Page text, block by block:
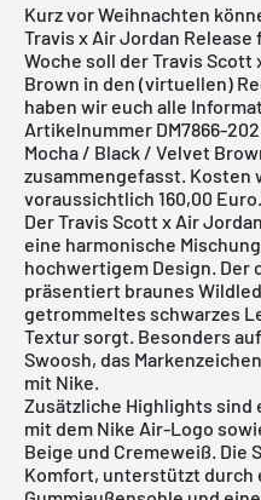
Kurz vor Weihnachten
Travis x Air Jordan
Woche soll der Travis Scott
Brown in den (virtuellen)
haben wir euch alle
Artikelnummer DM7866-
Mocha / Black / Velvet
zusammengefasst. Kosten
voraussichtlich 160,00 Euro.
Der Travis Scott x Air
eine harmonische
hochwertigem Design. Der
präsentiert braunes
getrommeltes schwarzes
Textur sorgt. Besonders
Swoosh, das
mit Nike.
Zusätzliche Highlights sind
mit dem Nike Air-Logo
Beige und Cremeweiß. Die
Komfort, unterstützt durch